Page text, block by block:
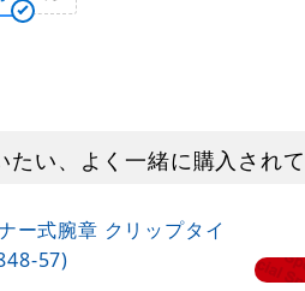
たい、よく一緒に購入され
ー式腕章 クリップタイ
57)